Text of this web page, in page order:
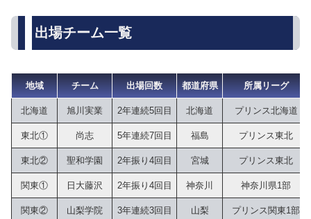
出場チーム一覧
地域 チーム 出場回数 都道府県 所属リーグ
北海道 旭川実業 2年連続5回目 北海道 プリンス北海道
東北① 尚志 5年連続7回目 福島 プリンス東北
東北② 聖和学園 2年振り4回目 宮城 プリンス東北
関東① 日大藤沢 2年振り4回目 神奈川 神奈川県1部
関東② 山梨学院 3年連続3回目 山梨 プリンス関東1部